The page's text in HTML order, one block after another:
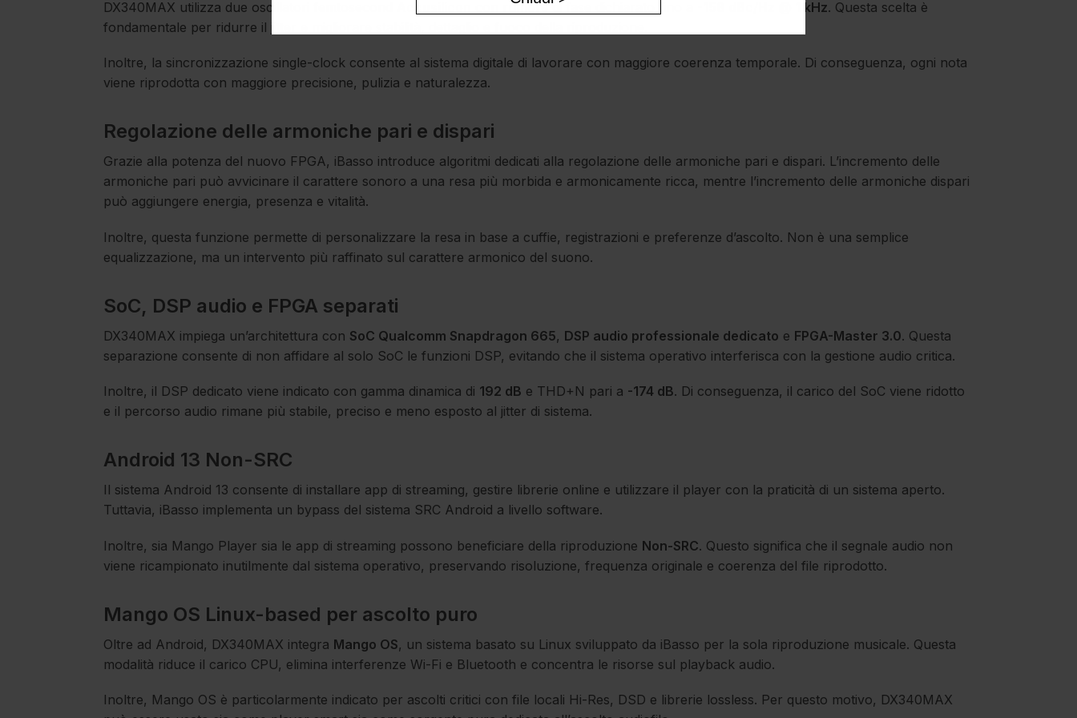
DX340MAX utilizza due oscillatori femtosecond con rumore di fase dichiarato fino a -158 dBc/Hz @ 1 kHz. Questa scelta è
fondamentale per ridurre il jitter e migliorare stabilità, dettaglio e fuoco della riproduzione.
Inoltre, la sincronizzazione single-clock consente al sistema digitale di lavorare con maggiore coerenza temporale. Di conseguenza, ogni nota
viene riprodotta con maggiore precisione, pulizia e naturalezza.
Regolazione delle armoniche pari e dispari
Grazie alla potenza del nuovo FPGA, iBasso introduce algoritmi dedicati alla regolazione delle armoniche pari e dispari. L’incremento delle
armoniche pari può avvicinare il carattere sonoro a una resa più morbida e armonicamente ricca, mentre l’incremento delle armoniche dispari
può aggiungere energia, presenza e vitalità.
Inoltre, questa funzione permette di personalizzare la resa in base a cuffie, registrazioni e preferenze d’ascolto. Non è una semplice
equalizzazione, ma un intervento più raffinato sul carattere armonico del suono.
SoC, DSP audio e FPGA separati
DX340MAX impiega un’architettura con SoC Qualcomm Snapdragon 665, DSP audio professionale dedicato e FPGA-Master 3.0. Questa
separazione consente di non affidare al solo SoC le funzioni DSP, evitando che il sistema operativo interferisca con la gestione audio critica.
Inoltre, il DSP dedicato viene indicato con gamma dinamica di 192 dB e THD+N pari a -174 dB. Di conseguenza, il carico del SoC viene ridotto
e il percorso audio rimane più stabile, preciso e meno esposto al jitter di sistema.
Android 13 Non-SRC
Il sistema Android 13 consente di installare app di streaming, gestire librerie online e utilizzare il player con la praticità di un sistema aperto.
Tuttavia, iBasso implementa un bypass del sistema SRC Android a livello software.
Inoltre, sia Mango Player sia le app di streaming possono beneficiare della riproduzione Non-SRC. Questo significa che il segnale audio non
viene ricampionato inutilmente dal sistema operativo, preservando risoluzione, frequenza originale e coerenza del file riprodotto.
Mango OS Linux-based per ascolto puro
Oltre ad Android, DX340MAX integra Mango OS, un sistema basato su Linux sviluppato da iBasso per la sola riproduzione musicale. Questa
modalità riduce il carico CPU, elimina interferenze Wi-Fi e Bluetooth e concentra le risorse sul playback audio.
Inoltre, Mango OS è particolarmente indicato per ascolti critici con file locali Hi-Res, DSD e librerie lossless. Per questo motivo, DX340MAX